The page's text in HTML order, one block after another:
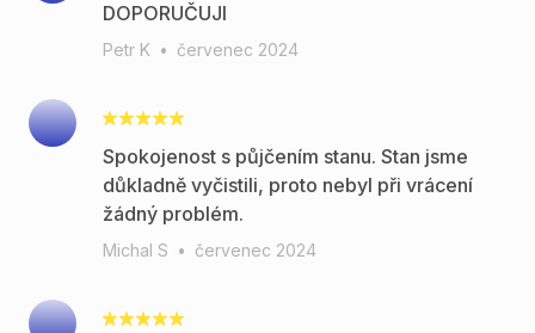
DOPORUČUJI
Petr K • červenec 2024
Spokojenost s půjčením stanu. Stan jsme
důkladně vyčistili, proto nebyl při vrácení
žádný problém.
Michal S • červenec 2024